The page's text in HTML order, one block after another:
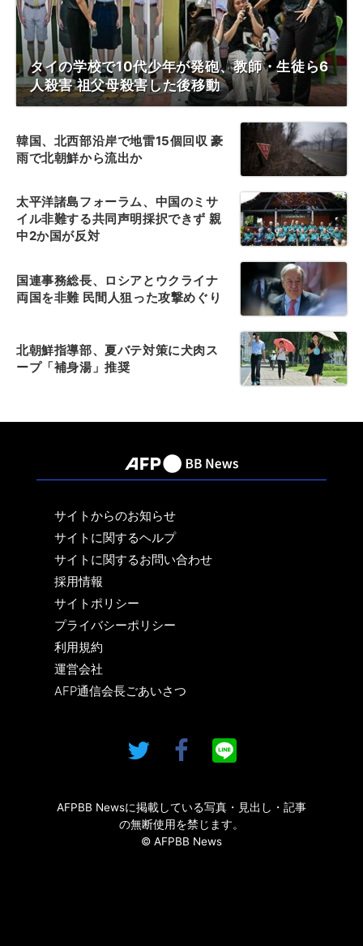
タイの学校で10代少年が発砲、教師・生徒ら6
人殺害 祖父母殺害した後移動
韓国、北西部沿岸で地雷15個回収 豪
雨で北朝鮮から流出か
太平洋諸島フォーラム、中国のミサ
イル非難する共同声明採択できず 親
中2か国が反対
国連事務総長、ロシアとウクライナ
両国を非難 民間人狙った攻撃めぐり
北朝鮮指導部、夏バテ対策に犬肉ス
ープ「補身湯」推奨
サイトからのお知らせ
サイトに関するヘルプ
サイトに関するお問い合わせ
採用情報
サイトポリシー
プライバシーポリシー
利用規約
運営会社
AFP通信会長ごあいさつ
AFPBB Newsに掲載している写真・見出し・記事
の無断使用を禁じます。
© AFPBB News